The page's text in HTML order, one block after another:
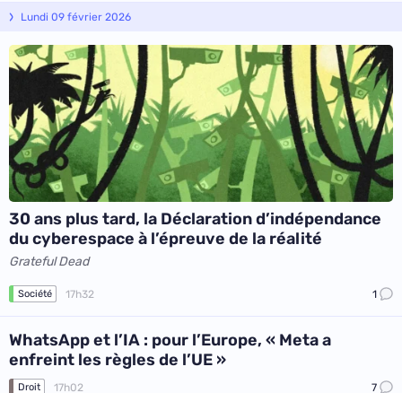
Lundi 09 février 2026
30 ans plus tard, la Déclaration d’indépendance
du cyberespace à l’épreuve de la réalité
Grateful Dead
Société 17h32 1
WhatsApp et l’IA : pour l’Europe, « Meta a
enfreint les règles de l’UE »
Droit 17h02 7